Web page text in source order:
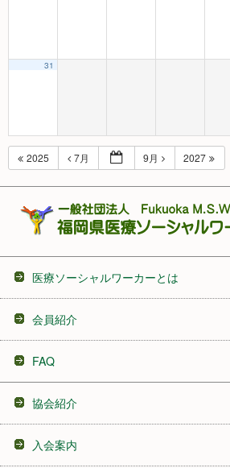
31
2025 7月 9月 2027
医療ソーシャルワーカーとは
会員紹介
FAQ
協会紹介
入会案内